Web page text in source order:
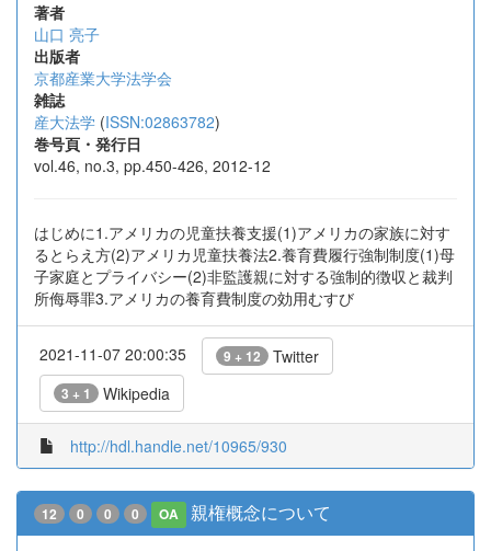
著者
山口 亮子
出版者
京都産業大学法学会
雑誌
産大法学 (ISSN:02863782)
巻号頁・発行日
vol.46, no.3, pp.450-426, 2012-12
はじめに1.アメリカの児童扶養支援(1)アメリカの家族に対す
るとらえ方(2)アメリカ児童扶養法2.養育費履行強制制度(1)母
子家庭とプライバシー(2)非監護親に対する強制的徴収と裁判
所侮辱罪3.アメリカの養育費制度の効用むすび
2021-11-07 20:00:35 9 + 12 Twitter
3 + 1 Wikipedia
http://hdl.handle.net/10965/930
12 0 0 0 OA 親権概念について